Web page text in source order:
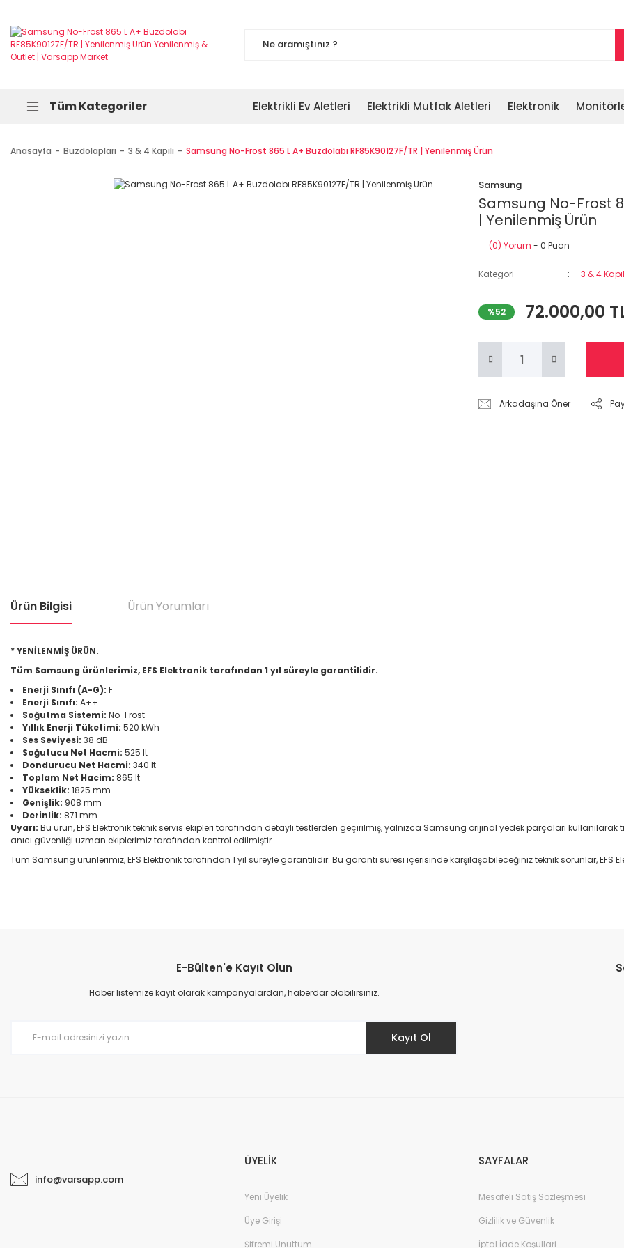
Tüm Kategoriler Elektrikli Ev Aletleri Elektrikli Mutfak Aletleri Elektronik
Anasayfa Buzdolapları 3 & 4 Kapılı Samsung No-Frost 865 L A+ Buzdolabı RF85K90127F/TR | Yenilenmiş Ürün
Samsung
Samsung No-Frost
| Yenilenmiş Ürün
(0) Yorum - 0 Puan
Kategori 3 & 4
%52 72.000,00
Arkadaşına Öner
Ürün Bilgisi Ürün Yorumları
* YENİLENMİŞ ÜRÜN.
Tüm Samsung ürünlerimiz, EFS Elektronik tarafından 1 yıl süreyle garantilidir.
Enerji Sınıfı (A-G): F
Enerji Sınıfı: A++
Soğutma Sistemi: No-Frost
Yıllık Enerji Tüketimi: 520 kWh
Ses Seviyesi: 38 dB
Soğutucu Net Hacmi: 525 lt
Dondurucu Net Hacmi: 340 lt
Toplam Net Hacim: 865 lt
Yükseklik: 1825 mm
Genişlik: 908 mm
Derinlik: 871 mm
Uyarı: Bu ürün, EFS Elektronik teknik servis ekipleri tarafından detaylı testlerden geçirilmiş, yalnızca Samsung orijinal yedek parçaları
anıcı güvenliği uzman ekiplerimiz tarafından kontrol edilmiştir.
Tüm Samsung ürünlerimiz, EFS Elektronik tarafından 1 yıl süreyle garantilidir. Bu garanti süresi içerisinde karşılaşabileceğiniz teknik sorunlar, EFS
E-Bülten'e Kayıt Olun
Haber listemize kayıt olarak kampanyalardan, haberdar olabilirsiniz.
Kayıt Ol
info@varsapp.com
ÜYELİK
Yeni Üyelik
Üye Girişi
Şifremi Unuttum
SAYFALAR
Mesafeli Satış Sözleşmesi
Gizlilik ve Güvenlik
İptal İade Koşullari